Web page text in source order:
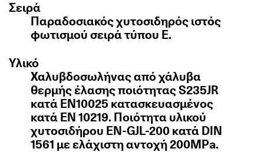
Σειρά
Παραδοσιακός χυτοσιδηρός ιστός
φωτισμού σειρά τύπου E.
Υλικό
Χαλυβδοσωλήνας από χάλυβα
θερμής έλασης ποιότητας S235JR
κατά ΕΝ10025 κατασκευασμένος
κατά EN 10219. Ποιότητα υλικού
χυτοσιδήρου EN-GJL-200 κατά DIN
1561 με ελάχιστη αντοχή 200MPa.